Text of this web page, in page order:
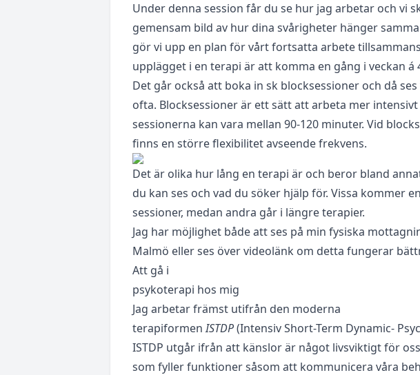
Under denna session får du se hur jag arbetar och vi
gemensam bild av hur dina svårigheter hänger
gör vi upp en plan för vårt fortsatta arbete
upplägget i en terapi är att komma en gång i veckan á
Det går också att boka in sk blocksessioner och då
ofta. Blocksessioner är ett sätt att arbeta mer intensivt
sessionerna kan vara mellan 90-120 minuter. Vid
finns en större flexibilitet avseende frekvens.
Det är olika hur lång en terapi är och beror bland
du kan ses och vad du söker hjälp för. Vissa kommer
sessioner, medan andra går i längre terapier.
Jag har möjlighet både att ses på min fysiska
Malmö eller ses över videolänk om detta fungerar
Att gå i
psykoterapi hos mig
Jag arbetar främst utifrån den moderna
terapiformenISTDP(Intensiv Short-Term Dynamic-
ISTDP utgår ifrån att känslor är något livsviktigt för
som fyller funktioner såsom att kommunicera våra